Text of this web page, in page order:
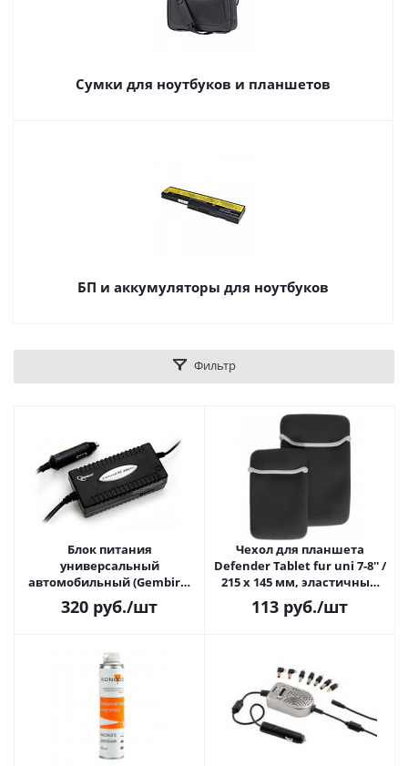
Сумки для ноутбуков и планшетов
БП и аккумуляторы для ноутбуков
Фильтр
Блок питания
универсальный
автомобильный (Gembird,
NPA-DC1) от прикуривателя
320 руб./шт
Чехол для планшета
Defender Tablet fur uni 7-8'' /
215 х 145 мм, эластичный
водонепроницаемый
материал, чёрный
113 руб./шт